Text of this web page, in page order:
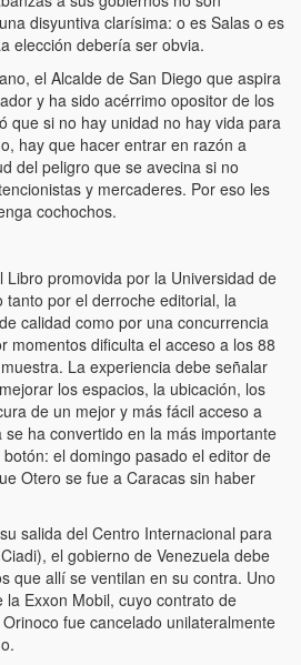
disyuntiva clarísima: o es Salas o es
elección debería ser obvia.
el Alcalde de San Diego que aspira
y ha sido acérrimo opositor de los
que si no hay unidad no hay vida para
hay que hacer entrar en razón a
del peligro que se avecina si no
y mercaderes. Por eso les
cochochos.
Libro promovida por la Universidad de
tanto por el derroche editorial, la
calidad como por una concurrencia
momentos dificulta el acceso a los 88
La experiencia debe señalar
los espacios, la ubicación, los
de un mejor y más fácil acceso a
ha convertido en la más importante
el domingo pasado el editor de
Otero se fue a Caracas sin haber
salida del Centro Internacional para
el gobierno de Venezuela debe
que allí se ventilan en su contra. Uno
Exxon Mobil, cuyo contrato de
fue cancelado unilateralmente